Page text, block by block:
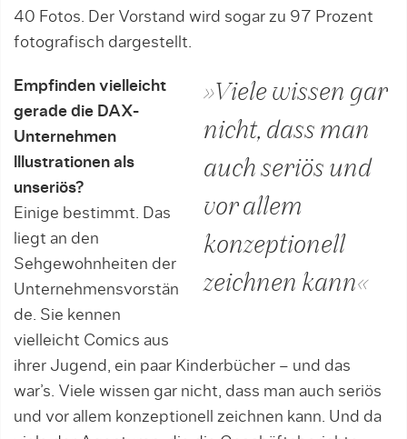
40 Fotos. Der Vorstand wird sogar zu 97 Prozent
foto­grafisch dargestellt.
»Viele wissen gar
nicht, dass man
auch seriös und
vor allem
konzeptionell
zeichnen kann«
Empfinden vielleicht
gerade die DAX-
Unternehmen
lllustrationen als
unseriös?
Einige bestimmt. Das
liegt an den
Sehgewohnhei­ten der
Unternehmensvorstän
de. Sie kennen
vielleicht Comics aus
ihrer Jugend, ein paar Kinderbücher – und das
war’s. Viele wissen gar nicht, dass man auch seriös
und vor allem konzeptionell zeichnen kann. Und da